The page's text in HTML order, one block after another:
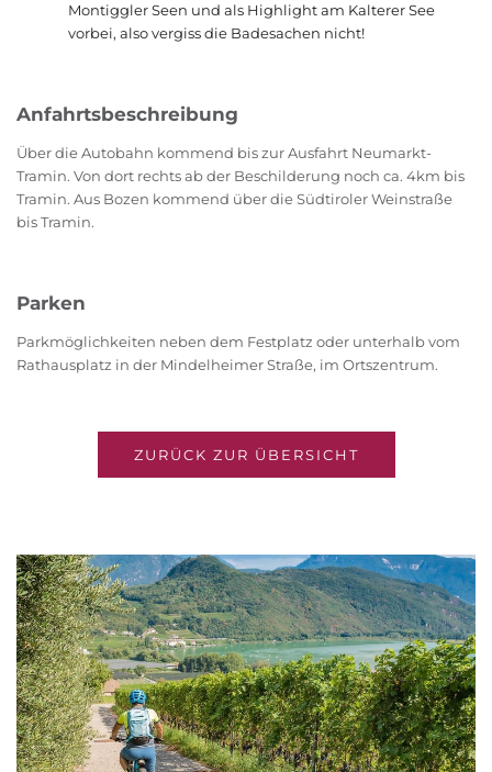
Montiggler Seen und als Highlight am Kalterer See
vorbei, also vergiss die Badesachen nicht!
Anfahrtsbeschreibung
Über die Autobahn kommend bis zur Ausfahrt Neumarkt-
Tramin. Von dort rechts ab der Beschilderung noch ca. 4km bis
Tramin. Aus Bozen kommend über die Südtiroler Weinstraße
bis Tramin.
Parken
Parkmöglichkeiten neben dem Festplatz oder unterhalb vom
Rathausplatz in der Mindelheimer Straße, im Ortszentrum.
ZURÜCK ZUR ÜBERSICHT